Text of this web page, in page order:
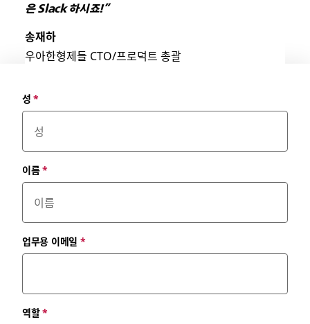
은 Slack 하시죠!”
송재하
우아한형제들 CTO/프로덕트 총괄
성 *
이름*
업무용 이메일 *
역할*